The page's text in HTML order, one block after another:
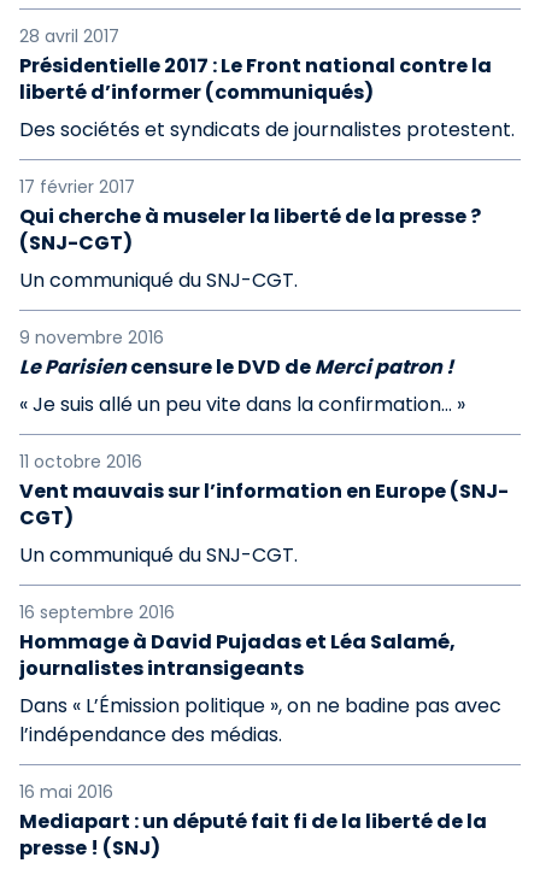
28 avril 2017
Présidentielle 2017 : Le Front national contre la
liberté d’informer (communiqués)
Des sociétés et syndicats de journalistes protestent.
17 février 2017
Qui cherche à museler la liberté de la presse ?
(SNJ-CGT)
Un communiqué du SNJ-CGT.
9 novembre 2016
Le Parisiencensure le DVD deMerci patron !
« Je suis allé un peu vite dans la confirmation... »
11 octobre 2016
Vent mauvais sur l’information en Europe (SNJ-
CGT)
Un communiqué du SNJ-CGT.
16 septembre 2016
Hommage à David Pujadas et Léa Salamé,
journalistes intransigeants
Dans « L’Émission politique », on ne badine pas avec
l’indépendance des médias.
16 mai 2016
Mediapart : un député fait fi de la liberté de la
presse ! (SNJ)